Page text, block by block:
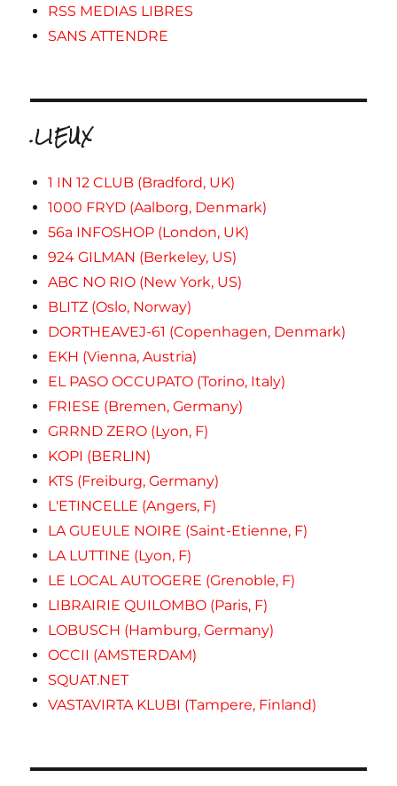
RSS MEDIAS LIBRES
SANS ATTENDRE
.LIEUX
1 IN 12 CLUB (Bradford, UK)
1000 FRYD (Aalborg, Denmark)
56a INFOSHOP (London, UK)
924 GILMAN (Berkeley, US)
ABC NO RIO (New York, US)
BLITZ (Oslo, Norway)
DORTHEAVEJ-61 (Copenhagen, Denmark)
EKH (Vienna, Austria)
EL PASO OCCUPATO (Torino, Italy)
FRIESE (Bremen, Germany)
GRRND ZERO (Lyon, F)
KOPI (BERLIN)
KTS (Freiburg, Germany)
L'ETINCELLE (Angers, F)
LA GUEULE NOIRE (Saint-Etienne, F)
LA LUTTINE (Lyon, F)
LE LOCAL AUTOGERE (Grenoble, F)
LIBRAIRIE QUILOMBO (Paris, F)
LOBUSCH (Hamburg, Germany)
OCCII (AMSTERDAM)
SQUAT.NET
VASTAVIRTA KLUBI (Tampere, Finland)